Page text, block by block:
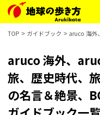
TOP ガイドブック aruco 海外
aruco 海外、
旅、歴史時代、
の名言＆絶景、